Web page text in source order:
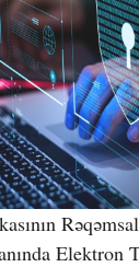
Elektron